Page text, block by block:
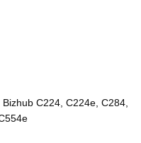
C224, C224e, C284,